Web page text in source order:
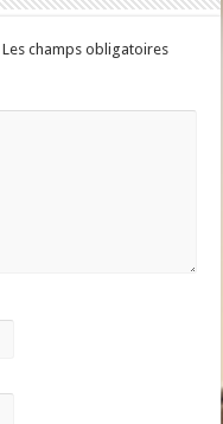
Les champs obligatoires